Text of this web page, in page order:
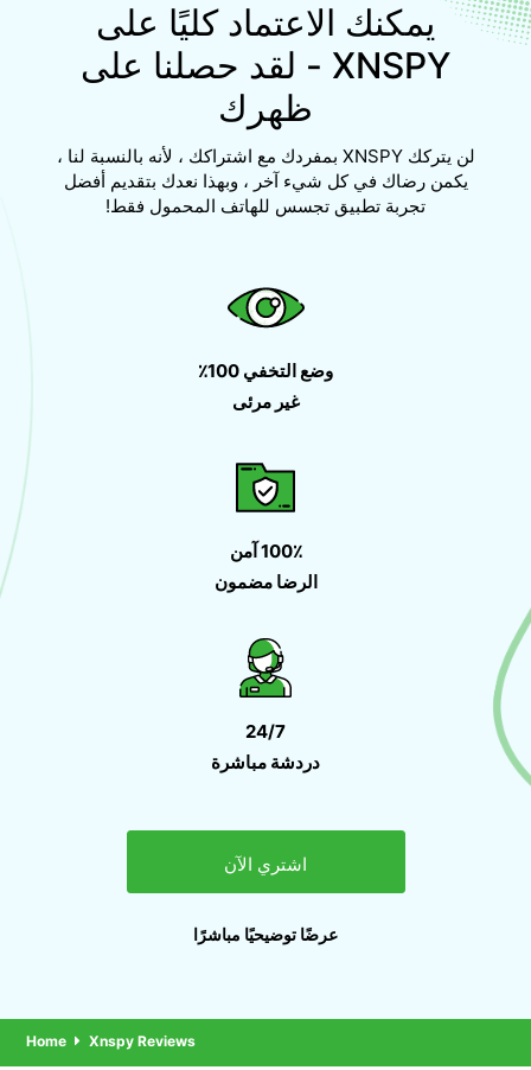
يمكنك الاعتماد كليًا على
XNSPY - لقد حصلنا على
ظهرك
لن يتركك XNSPY بمفردك مع اشتراكك ، لأنه بالنسبة لنا ،
يكمن رضاك في كل شيء آخر ، وبهذا نعدك بتقديم أفضل
تجربة تطبيق تجسس للهاتف المحمول فقط!
وضع التخفي 100٪
غير مرئى
100٪ آمن
الرضا مضمون
24/7
دردشة مباشرة
اشتري الآن
عرضًا توضيحيًا مباشرًا
Home Xnspy Reviews